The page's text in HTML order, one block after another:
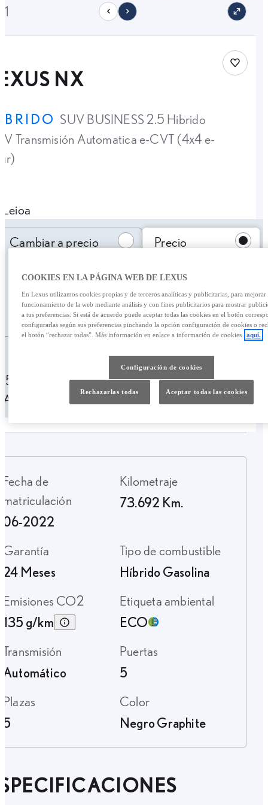
NX
SUV BUSINESS 2.5 Hibrido
Transmisión Automatica e-CVT (4x4 e-
Save car
Leioa
Cambiar a precio
40.900,00 €
Precio
653,24 €
/mes
Personalizar financiación
€ /mes49 mesesEntrada: 8100,00 €
10,11%
Última cuota: 12.129,06 €
Fecha de
matriculación
06-2022
Kilometraje
73.692 Km.
Garantía
24 Meses
Tipo de combustible
Híbrido Gasolina
Emisiones CO2
135 g/km
Etiqueta ambiental
ECO
Transmisión
Automático
Puertas
5
Plazas
5
Color
Negro Graphite
COOKIES EN LA PÁGINA WEB DE LEXUS
En Lexus utilizamos cookies propias y de terceros analíticas y publicitarias, para mejorar
funcionamiento de la web mediante análisis y con fines publicitarios para mostrar
a tus preferencias. Si está de acuerdo puede aceptar todas las cookies en el botón
configurarlas según sus preferencias pinchando la opción configuración de cookies o
el botón “rechazar todas”. Más información en enlace a información de cookies
aquí.
Configuración de cookies
Rechazarlas todas Aceptar todas las cookies